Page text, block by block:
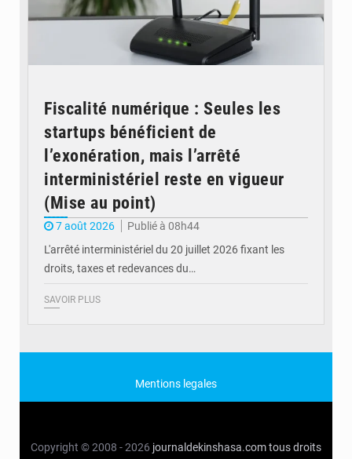
Fiscalité numérique : Seules les
startups bénéficient de
l’exonération, mais l’arrêté
interministériel reste en vigueur
(Mise au point)
7 août 2026
Publié à 08h44
L'arrêté interministériel du 20 juillet 2026 fixant les
droits, taxes et redevances du…
SAVOIR PLUS
Mentions legales
Copyright © 2008 - 2026 journaldekinshasa.comtous droits